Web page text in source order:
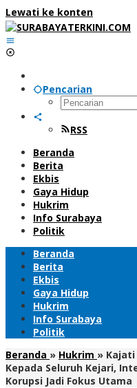
Lewati ke konten
Pencarian
RSS
Beranda
Berita
Ekbis
Gaya Hidup
Hukrim
Info Surabaya
Politik
Beranda
Berita
Ekbis
Gaya Hidup
Hukrim
Info Surabaya
Politik
Beranda » Hukrim »
Kepada Seluruh Kejari,
Korupsi Jadi Fokus Utama